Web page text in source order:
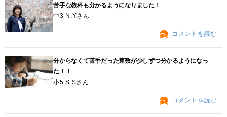
苦手な教科も分かるようになりました！
中3 N.Yさん
コメントを読む
分からなくて苦手だった算数が少しずつ分かるようになっ
た！！
小5 S.Sさん
コメントを読む